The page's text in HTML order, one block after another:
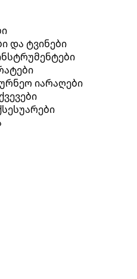
და ტვინები
იარაღები